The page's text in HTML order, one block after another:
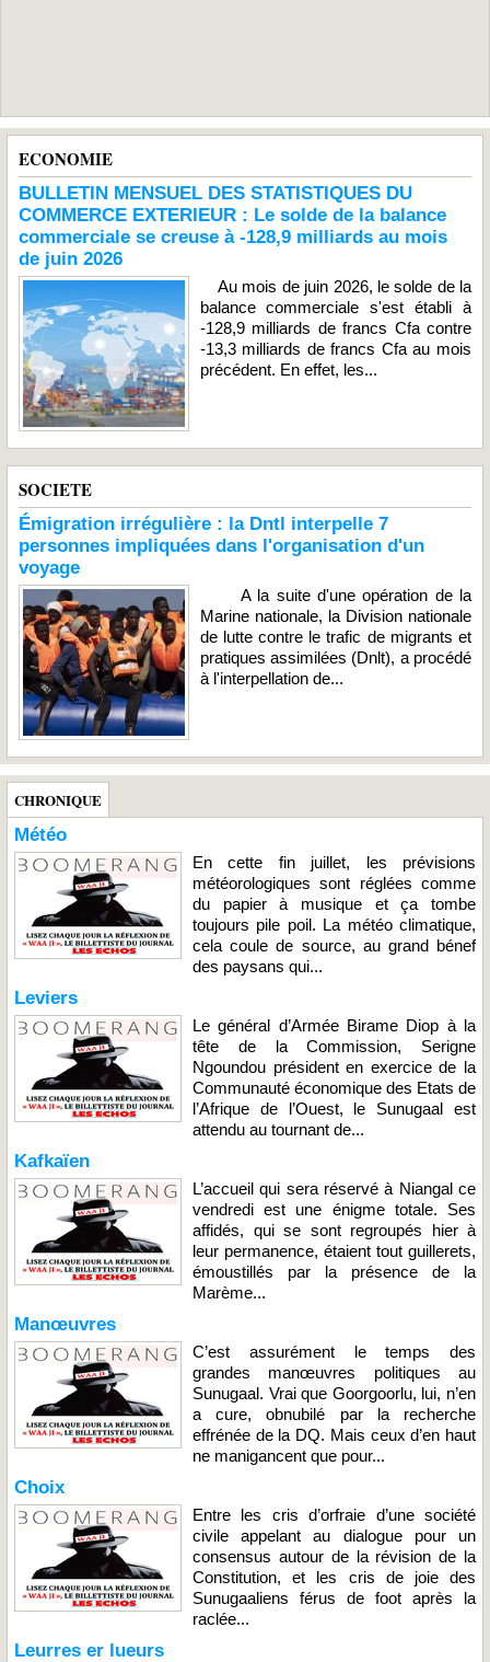
ECONOMIE
BULLETIN MENSUEL DES STATISTIQUES DU
COMMERCE EXTERIEUR : Le solde de la balance
commerciale se creuse à -128,9 milliards au mois
de juin 2026
Au mois de juin 2026, le solde de la
balance commerciale s'est établi à
-128,9 milliards de francs Cfa contre
-13,3 milliards de francs Cfa au mois
précédent. En effet, les...
SOCIETE
Émigration irrégulière : la Dntl interpelle 7
personnes impliquées dans l'organisation d'un
voyage
A la suite d'une opération de la
Marine nationale, la Division nationale
de lutte contre le trafic de migrants et
pratiques assimilées (Dnlt), a procédé
à l'interpellation de...
CHRONIQUE
Météo
En cette fin juillet, les prévisions
météorologiques sont réglées comme
du papier à musique et ça tombe
toujours pile poil. La météo climatique,
cela coule de source, au grand bénef
des paysans qui...
Leviers
Le général d’Armée Birame Diop à la
tête de la Commission, Serigne
Ngoundou président en exercice de la
Communauté économique des Etats de
l’Afrique de l’Ouest, le Sunugaal est
attendu au tournant de...
Kafkaïen
L’accueil qui sera réservé à Niangal ce
vendredi est une énigme totale. Ses
affidés, qui se sont regroupés hier à
leur permanence, étaient tout guillerets,
émoustillés par la présence de la
Marème...
Manœuvres
C’est assurément le temps des
grandes manœuvres politiques au
Sunugaal. Vrai que Goorgoorlu, lui, n’en
a cure, obnubilé par la recherche
effrénée de la DQ. Mais ceux d’en haut
ne manigancent que pour...
Choix
Entre les cris d’orfraie d’une société
civile appelant au dialogue pour un
consensus autour de la révision de la
Constitution, et les cris de joie des
Sunugaaliens férus de foot après la
raclée...
Leurres er lueurs